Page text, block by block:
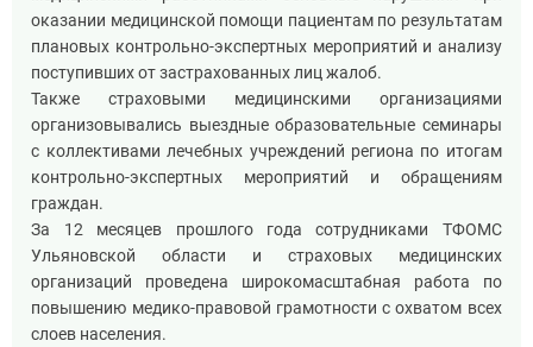
оказании медицинской помощи пациентам по результатам
плановых контрольно-экспертных мероприятий и анализу
поступивших от застрахованных лиц жалоб.
Также страховыми медицинскими организациями
организовывались выездные образовательные семинары
с коллективами лечебных учреждений региона по итогам
контрольно-экспертных мероприятий и обращениям
граждан.
За 12 месяцев прошлого года сотрудниками ТФОМС
Ульяновской области и страховых медицинских
организаций проведена широкомасштабная работа по
повышению медико-правовой грамотности с охватом всех
слоев населения.